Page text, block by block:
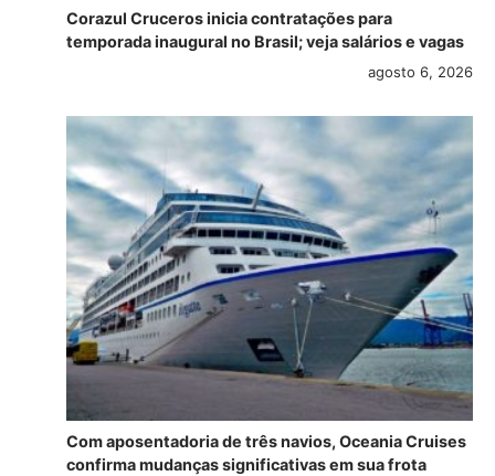
Corazul Cruceros inicia contratações para
temporada inaugural no Brasil; veja salários e vagas
agosto 6, 2026
Com aposentadoria de três navios, Oceania Cruises
confirma mudanças significativas em sua frota